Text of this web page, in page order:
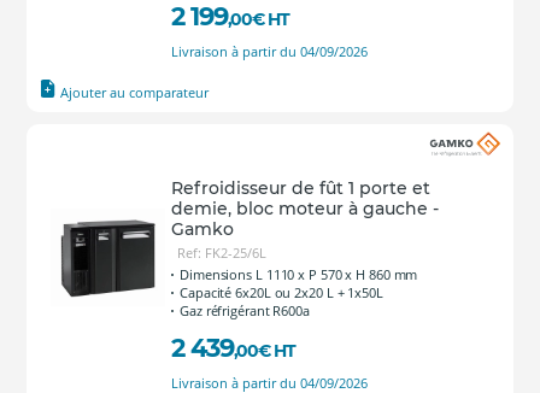
2 199,00€ HT
Livraison à partir du 04/09/2026
Ajouter au comparateur
Refroidisseur de fût 1 porte et
demie, bloc moteur à gauche -
Gamko
Ref: FK2-25/6L
Dimensions L 1110 x P 570 x H 860 mm
Capacité 6x20L ou 2x20 L + 1x50L
Gaz réfrigérant R600a
2 439,00€ HT
Livraison à partir du 04/09/2026